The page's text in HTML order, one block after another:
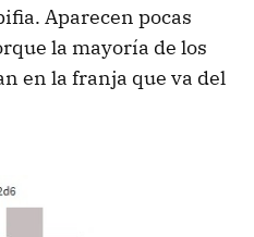
Aparecen pocas
la mayoría de los
en la franja que va del